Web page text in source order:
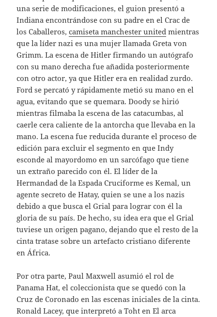
una serie de modificaciones, el guion presentó a
Indiana encontrándose con su padre en el Crac de
los Caballeros,camiseta manchester united mientras
que la líder nazi es una mujer llamada Greta von
Grimm. La escena de Hitler firmando un autógrafo
con su mano derecha fue añadida posteriormente
con otro actor, ya que Hitler era en realidad zurdo.
Ford se percató y rápidamente metió su mano en el
agua, evitando que se quemara. Doody se hirió
mientras filmaba la escena de las catacumbas, al
caerle cera caliente de la antorcha que llevaba en la
mano. La escena fue reducida durante el proceso de
edición para excluir el segmento en que Indy
esconde al mayordomo en un sarcófago que tiene
un extraño parecido con él. El líder de la
Hermandad de la Espada Cruciforme es Kemal, un
agente secreto de Hatay, quien se une a los nazis
debido a que busca el Grial para lograr con él la
gloria de su país. De hecho, su idea era que el Grial
tuviese un origen pagano, dejando que el resto de la
cinta tratase sobre un artefacto cristiano diferente
en África.
Por otra parte, Paul Maxwell asumió el rol de
Panama Hat, el coleccionista que se quedó con la
Cruz de Coronado en las escenas iniciales de la cinta.
Ronald Lacey, que interpretó a Toht en El arca